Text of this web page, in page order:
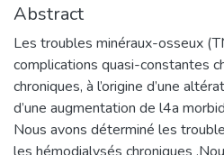
Abstract
Les troubles minéraux-osseux
complications quasi-constantes
chroniques, à l’origine d’une
d’une augmentation de l4a
Nous avons déterminé les